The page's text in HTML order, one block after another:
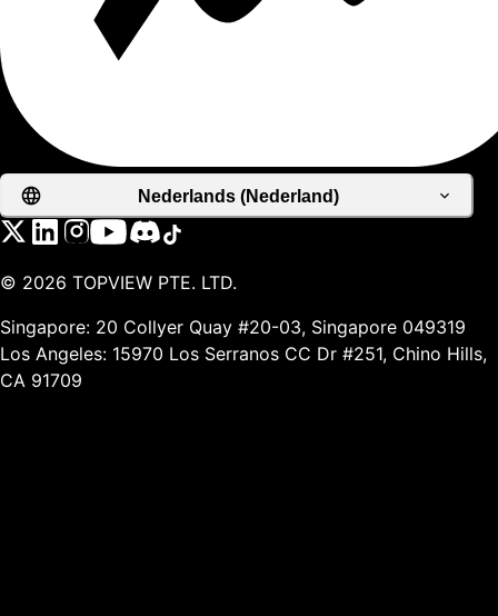
Nederlands (Nederland)
© 2026 TOPVIEW PTE. LTD.
Singapore: 20 Collyer Quay #20-03, Singapore 049319
Los Angeles: 15970 Los Serranos CC Dr #251, Chino Hills,
CA 91709